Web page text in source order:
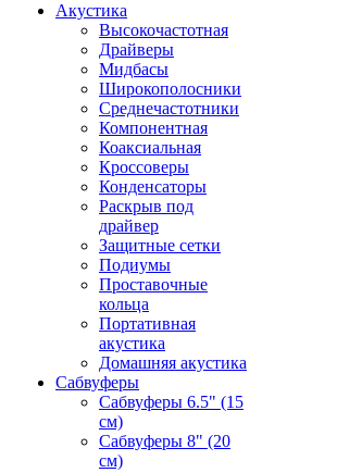
Акустика
Высокочастотная
Драйверы
Мидбасы
Широкополосники
Среднечастотники
Компонентная
Коаксиальная
Кроссоверы
Конденсаторы
Раскрыв под
драйвер
Защитные сетки
Подиумы
Проставочные
кольца
Портативная
акустика
Домашняя акустика
Сабвуферы
Сабвуферы 6.5" (15
см)
Сабвуферы 8" (20
см)